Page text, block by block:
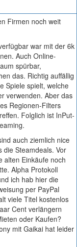
Firmen noch weit
war mit der 6k
Auch Online-
spürbar,
das. Richtig auffällig
Spiele spielt, welche
verwenden. Aber das
Regionen-Filters
Folglich ist InPut-
auch ziemlich nice
die Steamdeals. Vor
alten Einkäufe noch
Alpha Protokoll
ich hab hier die
per PayPal
viele Titel kostenlos
Cent verlängern
oder Kaufen?
mit Gaikai hat leider